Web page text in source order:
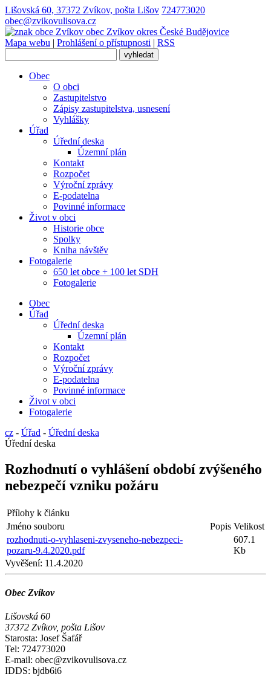
Lišovská 60, 37372 Zvíkov, pošta Lišov 724773020
obec@zvikovulisova.cz
obec Zvíkov okres České Budějovice
Mapa webu | Prohlášení o přístupnosti | RSS
Obec
O obci
Zastupitelstvo
Zápisy zastupitelstva, usnesení
Vyhlášky
Úřad
Úřední deska
Územní plán
Kontakt
Rozpočet
Výroční zprávy
E-podatelna
Povinné informace
Život v obci
Historie obce
Spolky
Kniha návštěv
Fotogalerie
650 let obce + 100 let SDH
Fotogalerie
Obec
Úřad
Úřední deska
Územní plán
Kontakt
Rozpočet
Výroční zprávy
E-podatelna
Povinné informace
Život v obci
Fotogalerie
cz - Úřad - Úřední deska
Úřední deska
Rozhodnutí o vyhlášení období zvýšeného
nebezpečí vzniku požáru
Přílohy k článku
Jméno souboru
Popis Velikost
rozhodnuti-o-vyhlaseni-zvyseneho-nebezpeci-
pozaru-9.4.2020.pdf
607.1
Kb
Vyvěšení: 11.4.2020
Obec Zvíkov
Lišovská 60
37372 Zvíkov, pošta Lišov
Starosta: Josef Šafář
Tel: 724773020
E-mail: obec@zvikovulisova.cz
IDDS: bjdb6i6